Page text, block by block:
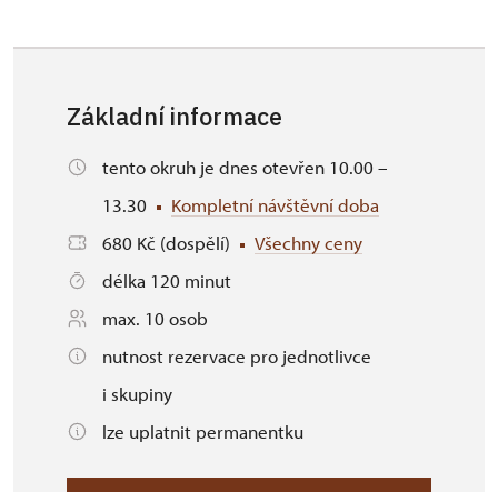
Základní informace
tento okruh je dnes otevřen 10.00 –
13.30
Kompletní návštěvní doba
680 Kč (dospělí)
Všechny ceny
délka 120 minut
max. 10 osob
nutnost rezervace pro jednotlivce
i skupiny
lze uplatnit permanentku